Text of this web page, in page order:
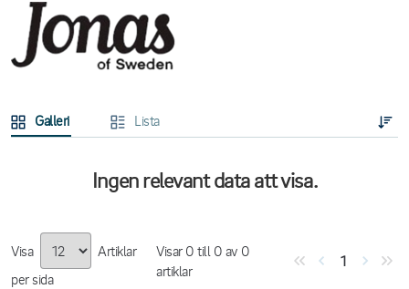
Galleri Lista
Ingen relevant data att visa.
Visa
Artiklar
per sida
Visar 0 till 0 av 0
artiklar
1